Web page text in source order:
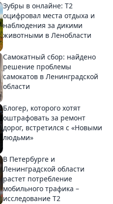
Зубры в онлайне: Т2
оцифровал места отдыха и
наблюдения за дикими
животными в Ленобласти
Самокатный сбор: найдено
решение проблемы
самокатов в Ленинградской
области
Блогер, которого хотят
оштрафовать за ремонт
дорог, встретился с «Новыми
людьми»
В Петербурге и
Ленинградской области
растет потребление
мобильного трафика –
исследование T2